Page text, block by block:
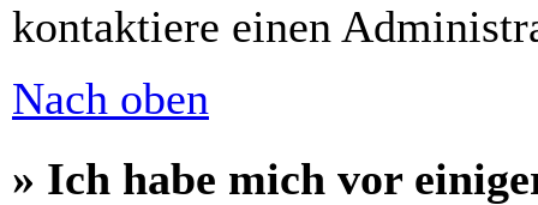
kontaktiere einen
Nach oben
» Ich habe mich vor